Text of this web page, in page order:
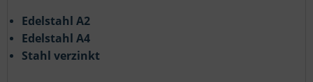
Edelstahl A2
Edelstahl A4
Stahl verzinkt